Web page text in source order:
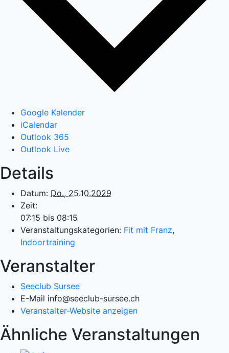
Google Kalender
iCalendar
Outlook 365
Outlook Live
Details
Datum: Do., 25.10.2029
Zeit:
07:15 bis 08:15
Veranstaltungskategorien: Fit mit Franz,
Indoortraining
Veranstalter
Seeclub Sursee
E-Mail info@seeclub-sursee.ch
Veranstalter-Website anzeigen
Ähnliche Veranstaltungen